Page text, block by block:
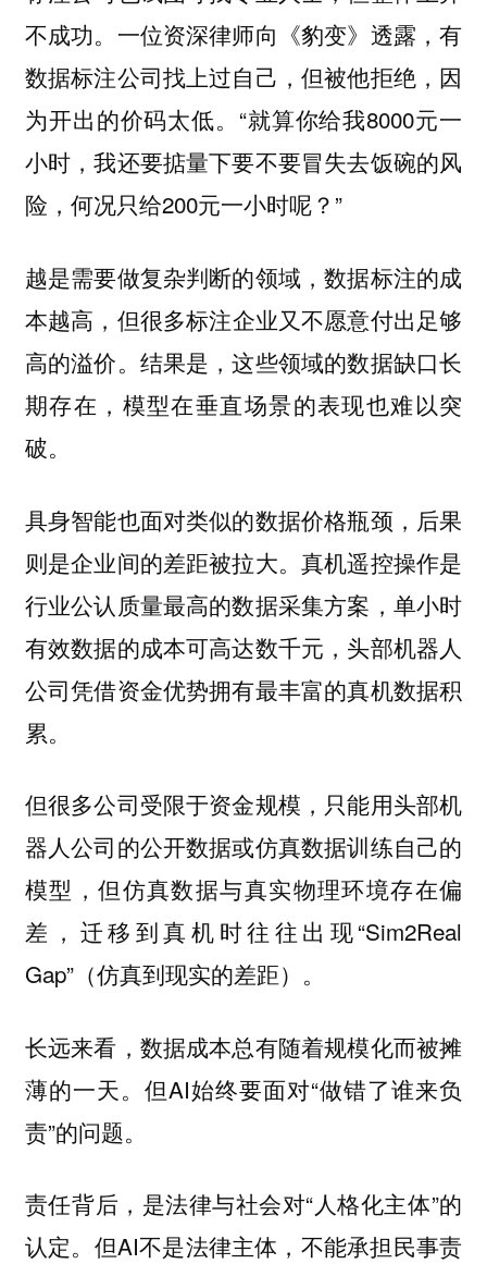
不成功。一位资深律师向《豹变》透露，有
数据标注公司找上过自己，但被他拒绝，因
为开出的价码太低。“就算你给我8000元一
小时，我还要掂量下要不要冒失去饭碗的风
险，何况只给200元一小时呢？”
越是需要做复杂判断的领域，数据标注的成
本越高 ，但很多标注企业又不愿意付出足够
高的溢价。结果是，这些领域的数据缺口长
期存在，模型在垂直场景的表现也难以突
破。
具身智能也面对类似的数据价格瓶颈，后果
则是企业间的差距被拉大。真机遥控操作是
行业公认质量最高的数据采集方案，单小时
有效数据的成本可高达数千元，头部机器人
公司凭借资金优势拥有最丰富的真机数据积
累。
但很多公司受限于资金规模，只能用头部机
器人公司的公开数据或仿真数据训练自己的
模型，但仿真数据与真实物理环境存在偏
差，迁移到真机时往往出现“Sim2Real
Gap”（仿真到现实的差距）。
长远来看，数据成本总有随着规模化而被摊
薄的一天。但AI始终要面对“做错了谁来负
责”的问题。
责任背后，是法律与社会对“人格化主体”的
认定。但AI不是法律主体，不能承担民事责